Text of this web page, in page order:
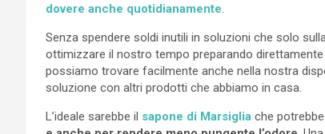
dovere anche quotidianamente
Senza spendere soldi inutili in soluzioni che solo
ottimizzare il nostro tempo preparando
possiamo trovare facilmente anche nella nostra
soluzione con altri prodotti che abbiamo in casa.
L’ideale sarebbe il sapone di Marsiglia che